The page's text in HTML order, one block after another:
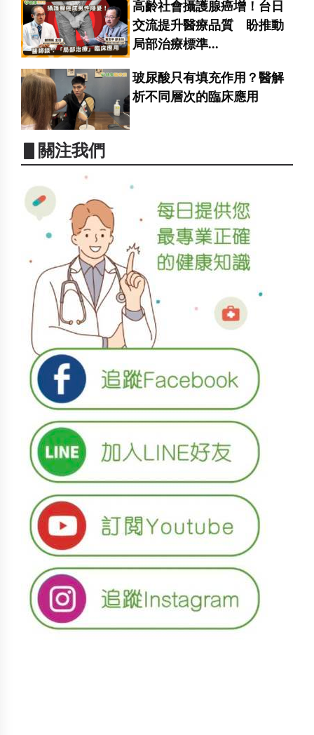
高齡社會攝護腺癌增！台日
交流提升醫療品質 盼推動
局部治療標準...
玻尿酸只有填充作用？醫解
析不同層次的臨床應用
▋關注我們